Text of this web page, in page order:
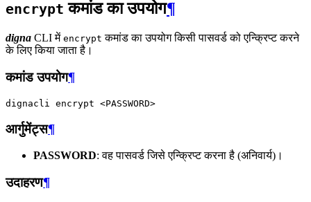
encrypt कमांड का उपयोग¶
digna CLI में encrypt कमांड का उपयोग किसी पासवर्ड को एन्क्रिप्ट करने
के लिए किया जाता है।
कमांड उपयोग¶
dignacli encrypt
आर्गुमेंट्स¶
PASSWORD: वह पासवर्ड जिसे एन्क्रिप्ट करना है (अनिवार्य)।
उदाहरण¶